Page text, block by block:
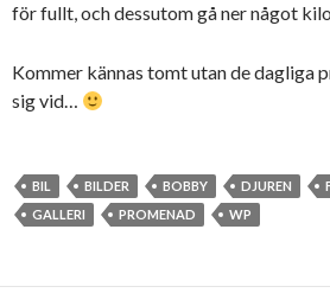
för fullt, och dessutom gå ner något
Kommer kännas tomt utan de dagliga
sig vid…
BIL BILDER BOBBY DJUREN
GALLERI
PROMENAD WP